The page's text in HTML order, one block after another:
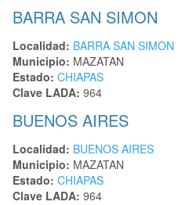
BARRA SAN SIMON
Localidad: BARRA SAN SIMON
Municipio: MAZATAN
Estado: CHIAPAS
Clave LADA: 964
BUENOS AIRES
Localidad: BUENOS AIRES
Municipio: MAZATAN
Estado: CHIAPAS
Clave LADA: 964